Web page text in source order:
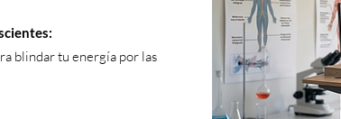
blindar tu energía por las